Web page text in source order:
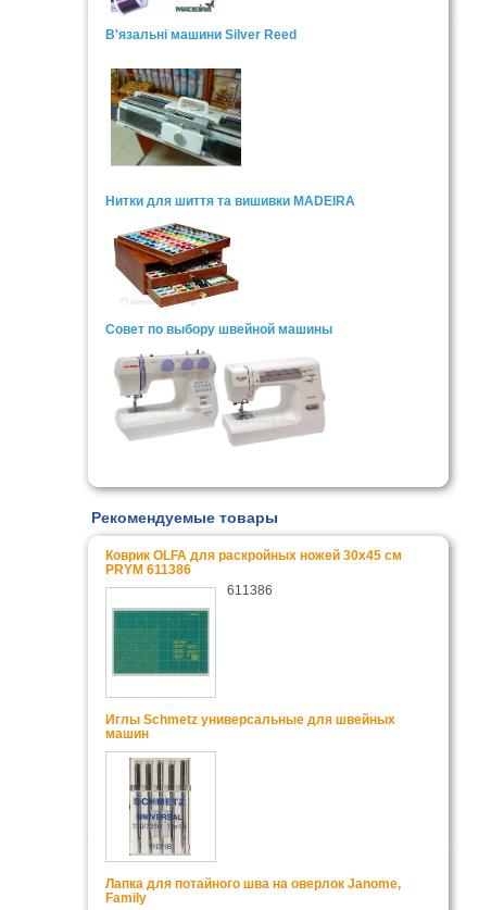
В'язальні машини Silver Reed
Нитки для шиття та вишивки MADEIRA
Совет по выбору швейной машины
Рекомендуемые товары
Коврик OLFA для раскройных ножей 30x45 см
PRYM 611386
611386
Иглы Schmetz универсальные для швейных
машин
Лапка для потайного шва на оверлок Janome,
Family